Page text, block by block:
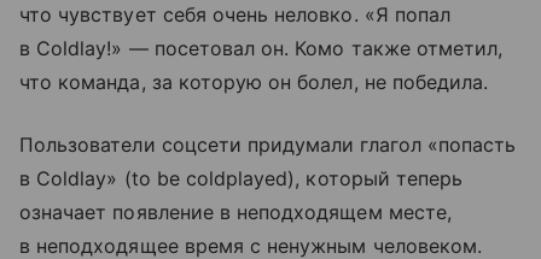
что чувствует себя очень неловко. «Я попал
в Coldlay!» — посетовал он. Комо также отметил,
что команда, за которую он болел, не победила.
Пользователи соцсети придумали глагол «попасть
в Coldlay» (to be coldplayed), который теперь
означает появление в неподходящем месте,
в неподходящее время с ненужным человеком.